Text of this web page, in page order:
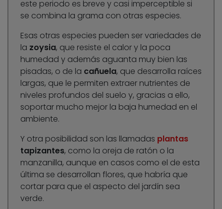
este periodo es breve y casi imperceptible si
se combina la grama con otras especies.
Esas otras especies pueden ser variedades de
la zoysia, que resiste el calor y la poca
humedad y además aguanta muy bien las
pisadas, o de la cañuela, que desarrolla raíces
largas, que le permiten extraer nutrientes de
niveles profundos del suelo y, gracias a ello,
soportar mucho mejor la baja humedad en el
ambiente.
Y otra posibilidad son las llamadas plantas
tapizantes, como la oreja de ratón o la
manzanilla, aunque en casos como el de esta
última se desarrollan flores, que habría que
cortar para que el aspecto del jardín sea
verde.